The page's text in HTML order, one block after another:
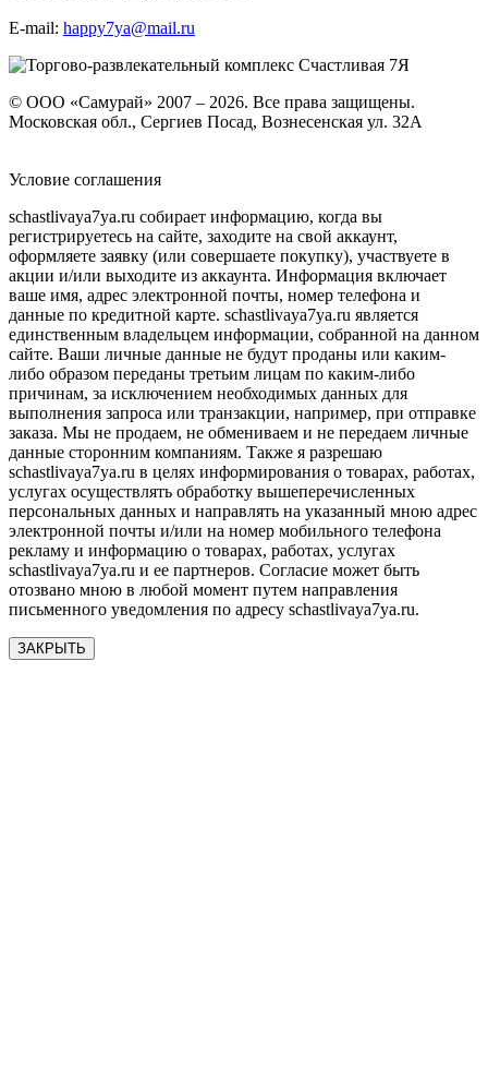
E-mail: happy7ya@mail.ru
© ООО «Самурай» 2007 – 2026. Все права защищены.
Московская обл., Сергиев Посад, Вознесенская ул. 32А
Условие соглашения
schastlivaya7ya.ru собирает информацию, когда вы
регистрируетесь на сайте, заходите на свой аккаунт,
оформляете заявку (или совершаете покупку), участвуете в
акции и/или выходите из аккаунта. Информация включает
ваше имя, адрес электронной почты, номер телефона и
данные по кредитной карте. schastlivaya7ya.ru является
единственным владельцем информации, собранной на данном
сайте. Ваши личные данные не будут проданы или каким-
либо образом переданы третьим лицам по каким-либо
причинам, за исключением необходимых данных для
выполнения запроса или транзакции, например, при отправке
заказа. Мы не продаем, не обмениваем и не передаем личные
данные сторонним компаниям. Также я разрешаю
schastlivaya7ya.ru в целях информирования о товарах, работах,
услугах осуществлять обработку вышеперечисленных
персональных данных и направлять на указанный мною адрес
электронной почты и/или на номер мобильного телефона
рекламу и информацию о товарах, работах, услугах
schastlivaya7ya.ru и ее партнеров. Согласие может быть
отозвано мною в любой момент путем направления
письменного уведомления по адресу schastlivaya7ya.ru.
ЗАКРЫТЬ